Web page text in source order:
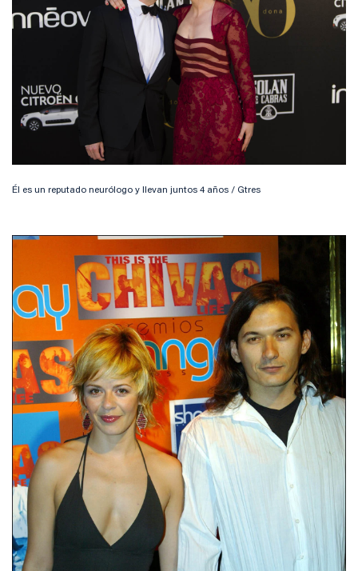
Él es un reputado neurólogo y llevan juntos 4 años / Gtres